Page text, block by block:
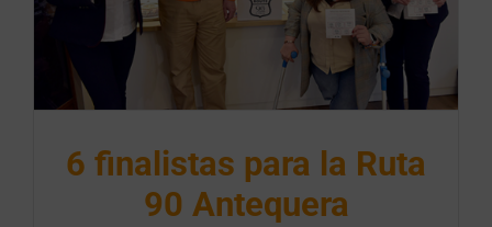
6 finalistas para la Ruta
90 Antequera